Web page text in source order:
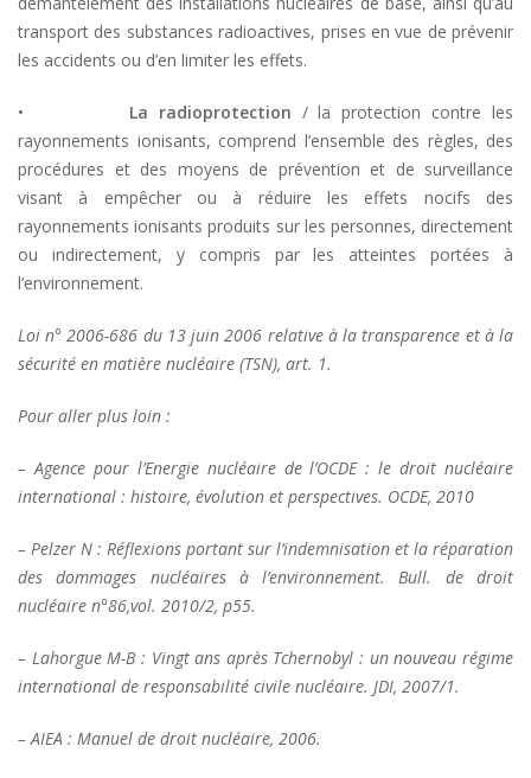
transport des substances radioactives, prises en vue de prévenir
les accidents ou d’en limiter les effets.
• La radioprotection / la protection contre les
rayonnements ionisants, comprend l’ensemble des règles, des
procédures et des moyens de prévention et de surveillance
visant à empêcher ou à réduire les effets nocifs des
rayonnements ionisants produits sur les personnes, directement
ou indirectement, y compris par les atteintes portées à
l’environnement.
Loi n° 2006-686 du 13 juin 2006 relative à la transparence et à la
sécurité en matière nucléaire (TSN), art. 1.
Pour aller plus loin :
– Agence pour l’Energie nucléaire de l’OCDE : le droit nucléaire
international : histoire, évolution et perspectives. OCDE, 2010
– Pelzer N : Réflexions portant sur l’indemnisation et la réparation
des dommages nucléaires à l’environnement. Bull. de droit
nucléaire n°86,vol. 2010/2, p55.
– Lahorgue M-B : Vingt ans après Tchernobyl : un nouveau régime
international de responsabilité civile nucléaire. JDI, 2007/1.
– AIEA : Manuel de droit nucléaire, 2006.